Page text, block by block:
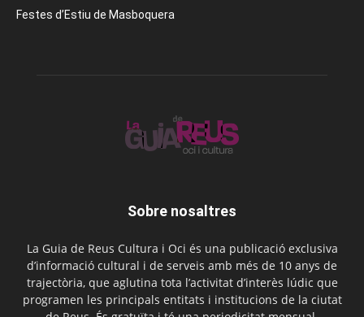
Festes d’Estiu de Masboquera
Sobre nosaltres
La Guia de Reus Cultura i Oci és una publicació exclusiva
d’informació cultural i de serveis amb més de 10 anys de
trajectòria, que aglutina tota l’activitat d’interès lúdic que
programen les principals entitats i institucions de la ciutat